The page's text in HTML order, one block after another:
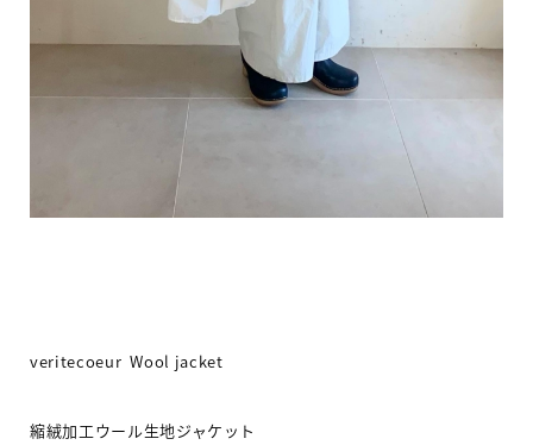
veritecoeur Wool jacket
縮絨加工ウール生地ジャケット